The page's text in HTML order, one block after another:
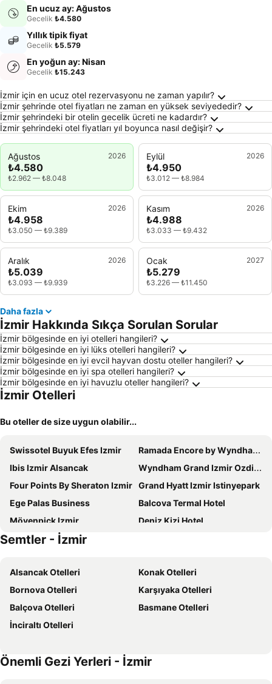
En ucuz ay: Ağustos
Gecelik ₺4.580
Yıllık tipik fiyat
Gecelik ₺5.579
En yoğun ay: Nisan
Gecelik ₺15.243
İzmir Hakkında Sıkça Sorulan Sorular
İzmir için en ucuz otel rezervasyonu ne zaman yapılır?
İzmir şehrinde otel fiyatları ne zaman en yüksek seviyededir?
İzmir şehrindeki bir otelin gecelik ücreti ne kadardır?
İzmir şehrindeki otel fiyatları yıl boyunca nasıl değişir?
Ağustos 2026
₺4.580
₺2.962 — ₺8.048
Eylül 2026
₺4.950
₺3.012 — ₺8.984
Ekim 2026
₺4.958
₺3.050 — ₺9.389
Kasım 2026
₺4.988
₺3.033 — ₺9.432
Aralık 2026
₺5.039
₺3.093 — ₺9.939
Ocak 2027
₺5.279
₺3.226 — ₺11.450
Daha fazla
İzmir Hakkında Sıkça Sorulan Sorular
İzmir bölgesinde en iyi otelleri hangileri?
İzmir bölgesinde en iyi lüks otelleri hangileri?
İzmir bölgesinde en iyi evcil hayvan dostu oteller hangileri?
İzmir bölgesinde en iyi spa otelleri hangileri?
İzmir bölgesinde en iyi havuzlu oteller hangileri?
İzmir Otelleri
Bu oteller de size uygun olabilir...
Swissotel Buyuk Efes Izmir
Ramada Encore by Wyndham Izmir
Ibis Izmir Alsancak
Wyndham Grand Izmir Ozdilek Thermal & Spa
Four Points By Sheraton Izmir Grand Hyatt Izmir Istinyepark
Ege Palas Business
Balcova Termal Hotel
Mövenpick Izmir
Deniz Kizi Hotel
Vatan Hotel
Riva Hotel Alsancak
Royal Teos Thermal Resort Clinic & SPA
Piano Hotel
Svalinn Hotel
İzmir Marriott
Deniz Otel
Hilton Garden Inn Izmir Bayrakli
Helen Inn
Rudis Hotel
Semtler - İzmir
Alsancak Otelleri
Konak Otelleri
Bornova Otelleri
Karşıyaka Otelleri
Balçova Otelleri
Basmane Otelleri
İnciraltı Otelleri
Önemli Gezi Yerleri - İzmir